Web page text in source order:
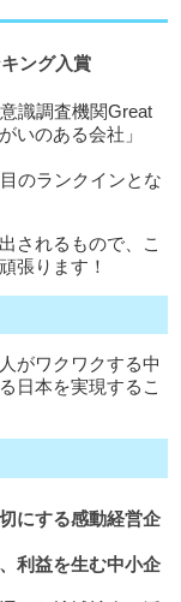
ング入賞
識調査機関Great
いのある会社」
のランクインとな
されるもので、こ
張ります！
がワクワクする中
日本を実現するこ
にする感動経営企
利益を生む中小企